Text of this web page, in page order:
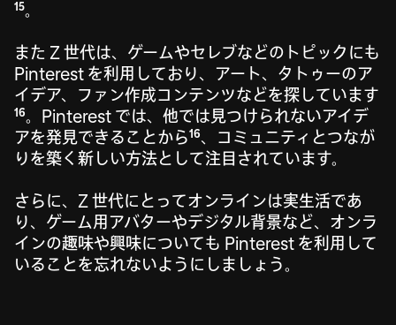
15。
また Z 世代は、ゲームやセレブなどのトピックにも
Pinterest を利用しており、アート、タトゥーのア
イデア、ファン作成コンテンツなどを探しています
16 。Pinterest では、他では見つけられないアイデ
アを発見できることから 16 、コミュニティとつなが
りを築く新しい方法として注目されています。
さらに、Z 世代にとってオンラインは実生活であ
り、ゲーム用アバターやデジタル背景など、オンラ
インの趣味や興味についても Pinterest を利用して
いることを忘れないようにしましょう。